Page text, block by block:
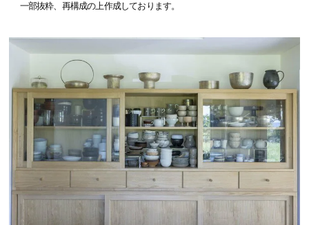
一部抜粋、再構成の上作成しております。